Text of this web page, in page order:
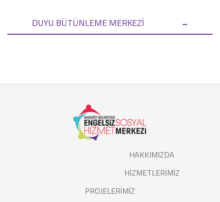
DUYU BÜTÜNLEME MERKEZİ -
HAKKIMIZDA
HİZMETLERİMİZ
PROJELERİMİZ